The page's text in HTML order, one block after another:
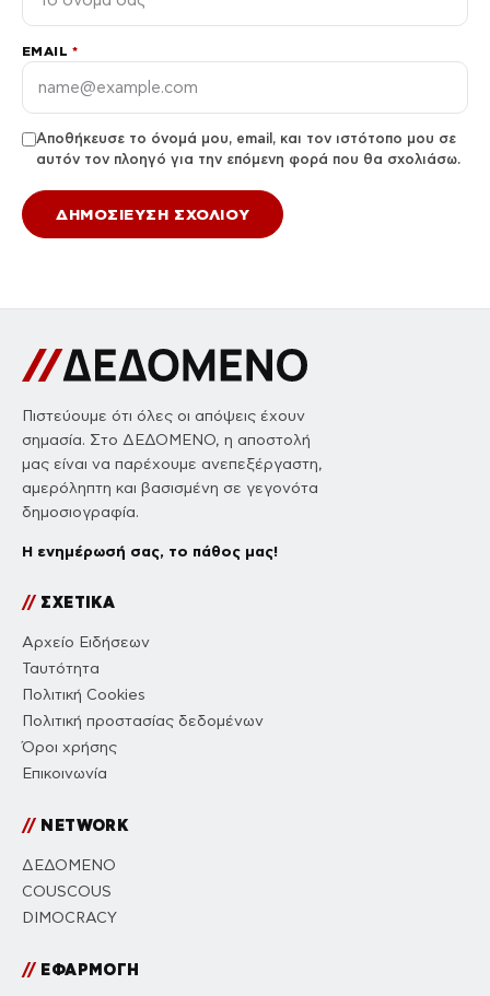
EMAIL *
Αποθήκευσε το όνομά μου, email, και τον ιστότοπο μου σε
αυτόν τον πλοηγό για την επόμενη φορά που θα σχολιάσω.
Πιστεύουμε ότι όλες οι απόψεις έχουν
σημασία. Στο ΔΕΔΟΜΕΝΟ, η αποστολή
μας είναι να παρέχουμε ανεπεξέργαστη,
αμερόληπτη και βασισμένη σε γεγονότα
δημοσιογραφία.
Η ενημέρωσή σας, το πάθος μας!
//ΣΧΕΤΙΚΑ
Αρχείο Ειδήσεων
Ταυτότητα
Πολιτική Cookies
Πολιτική προστασίας δεδομένων
Όροι χρήσης
Επικοινωνία
//NETWORK
ΔΕΔΟΜΕΝΟ
COUSCOUS
DIMOCRACY
//ΕΦΑΡΜΟΓΗ